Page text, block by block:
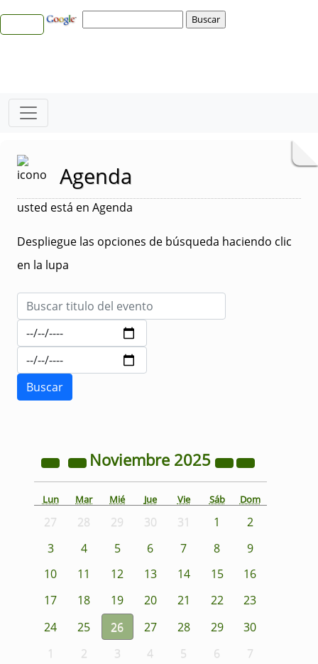
Agenda
usted está en Agenda
Despliegue las opciones de búsqueda haciendo clic
en la lupa
Noviembre 2025
Lun Mar Mié Jue Vie Sáb Dom
27 28 29 30 31 1
2
3
4 5 6 7 8
9
10
11 12 13 14 15
16
17
18 19 20 21 22
23
24
25 26 27 28 29
30
1
2 3 4 5 6 7